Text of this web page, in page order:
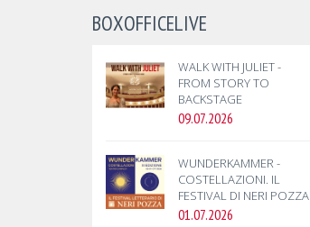
BOXOFFICELIVE
WALK WITH JULIET -
FROM STORY TO
BACKSTAGE
09.07.2026
WUNDERKAMMER -
COSTELLAZIONI. IL
FESTIVAL DI NERI POZZA
01.07.2026